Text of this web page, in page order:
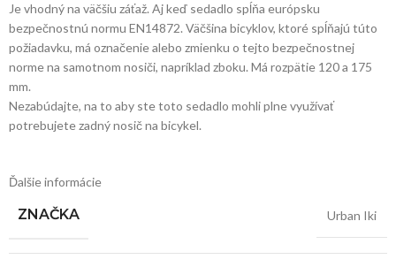
Je vhodný na väčšiu záťaž. Aj keď sedadlo spĺňa európsku
bezpečnostnú normu EN14872. Väčšina bicyklov, ktoré spĺňajú túto
požiadavku, má označenie alebo zmienku o tejto bezpečnostnej
norme na samotnom nosiči, napríklad zboku. Má rozpätie 120 a 175
mm.
Nezabúdajte, na to aby ste toto sedadlo mohli plne využívať
potrebujete zadný nosič na bicykel.
Ďalšie informácie
ZNAČKA Urban Iki